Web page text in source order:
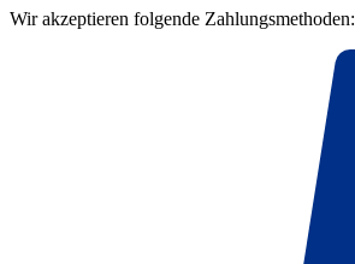
Wir akzeptieren folgende Zahlungsmethoden: